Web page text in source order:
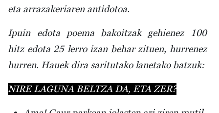
eta arrazakeriaren antidotoa.
Ipuin edota poema bakoitzak gehienez 100
hitz edota 25 lerro izan behar zituen, hurrenez
hurren. Hauek dira saritutako lanetako batzuk:
NIRE LAGUNA BELTZA DA, ETA ZER?